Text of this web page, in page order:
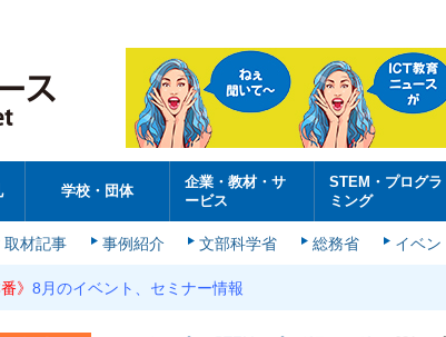
学校・団体
企業・教材・サ
ービス
STEM・プログラ
ミング
取材記事 事例紹介 文部科学省 総務省 イベン
番》8月のイベント、セミナー情報